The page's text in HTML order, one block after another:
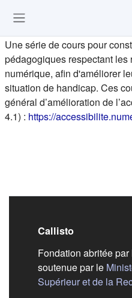
Une série de cours pour
pédagogiques respectant
numérique, afin d'améliorer
situation de handicap. Ces
général d’amélioration de
4.1) : https://
Callisto
Fondation abritée par
soutenue par le
Supérieur et de la